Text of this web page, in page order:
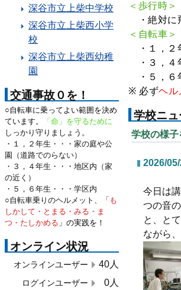
深谷市立上柴中学校
深谷市立上柴西小学
校
深谷市立上柴西幼稚
園
交通事故０を！
○自転車に乗ってよい範囲を決め
ています。
「命」を守るために
しっかり守りましょう。
・１，２年生・・・家の庭や公
園（道路でのらない）
・３，４年生・・・地区内（家
の近く）
・５，６年生・・・学区内
○自転車乗りのヘルメット、「 も
しかして・とまる・みる・ま
つ・たしかめる 」の実践を！
オンライン状況
オンラインユーザー 40人
ログインユーザー 0人
＜歩行時＞
・絶対
＜自転車＞
・１，２
・３，４
・５，６
※ 必ずヘル
学校ニュ
学校の様
2026/
今日は
つの音
と、と
ながら